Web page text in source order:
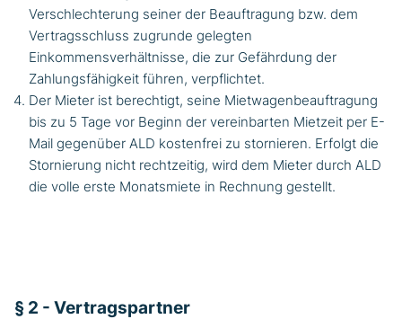
Verschlechterung seiner der Beauftragung bzw. dem
Vertragsschluss zugrunde gelegten
Einkommensverhältnisse, die zur Gefährdung der
Zahlungsfähigkeit führen, verpflichtet.
Der Mieter ist berechtigt, seine Mietwagenbeauftragung
bis zu 5 Tage vor Beginn der vereinbarten Mietzeit per E-
Mail gegenüber ALD kostenfrei zu stornieren. Erfolgt die
Stornierung nicht rechtzeitig, wird dem Mieter durch ALD
die volle erste Monatsmiete in Rechnung gestellt.
§ 2 - Vertragspartner